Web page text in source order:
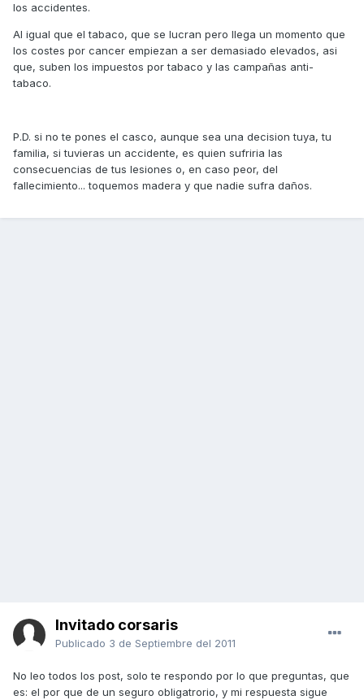
los accidentes.
Al igual que el tabaco, que se lucran pero llega un momento que
los costes por cancer empiezan a ser demasiado elevados, asi
que, suben los impuestos por tabaco y las campañas anti-
tabaco.
P.D. si no te pones el casco, aunque sea una decision tuya, tu
familia, si tuvieras un accidente, es quien sufriria las
consecuencias de tus lesiones o, en caso peor, del
fallecimiento... toquemos madera y que nadie sufra daños.
Invitado corsaris
Publicado 3 de Septiembre del 2011
No leo todos los post, solo te respondo por lo que preguntas, que
es: el por que de un seguro obligatrorio, y mi respuesta sigue